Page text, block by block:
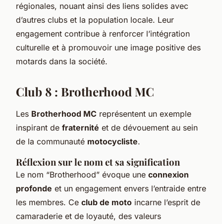
régionales, nouant ainsi des liens solides avec
d’autres clubs et la population locale. Leur
engagement contribue à renforcer l’intégration
culturelle et à promouvoir une image positive des
motards dans la société.
Club 8 : Brotherhood MC
Les Brotherhood MC représentent un exemple
inspirant de fraternité et de dévouement au sein
de la communauté motocycliste.
Réflexion sur le nom et sa signification
Le nom “Brotherhood” évoque une connexion
profonde et un engagement envers l’entraide entre
les membres. Ce club de moto incarne l’esprit de
camaraderie et de loyauté, des valeurs